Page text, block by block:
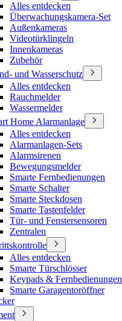
Alles entdecken
Überwachungskamera-Set
Außenkameras
Videotürklingeln
Innenkameras
Zubehör
und Wasserschutz
Alles entdecken
Rauchmelder
Wassermelder
Home Alarmanlage
Alles entdecken
Alarmanlagen-Sets
Alarmsirenen
Bewegungsmelder
Smarte Fernbedienungen
Smarte Schalter
Smarte Steckdosen
Smarte Tastenfelder
Tür- und Fenstersensoren
Zentralen
Alles entdecken
Smarte Türschlösser
Keypads & Fernbedienungen
Smarte Garagentoröffner